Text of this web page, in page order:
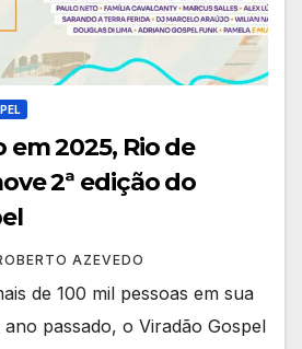
em 2025, Rio de
2ª edição do
AZEVEDO
de 100 mil pessoas em sua
passado, o Viradão Gospel